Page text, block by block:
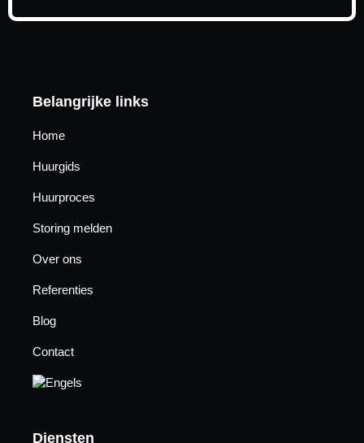
Belangrijke links
Home
Huurgids
Huurproces
Storing melden
Over ons
Referenties
Blog
Contact
Diensten